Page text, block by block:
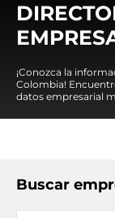
¡Conozca la
Colombia!
datos empresarial
Buscar